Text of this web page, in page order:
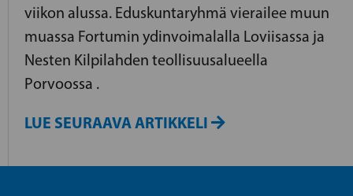
viikon alussa. Eduskuntaryhmä vierailee muun
muassa Fortumin ydinvoimalalla Loviisassa ja
Nesten Kilpilahden teollisuusalueella
Porvoossa .
LUE SEURAAVA ARTIKKELI